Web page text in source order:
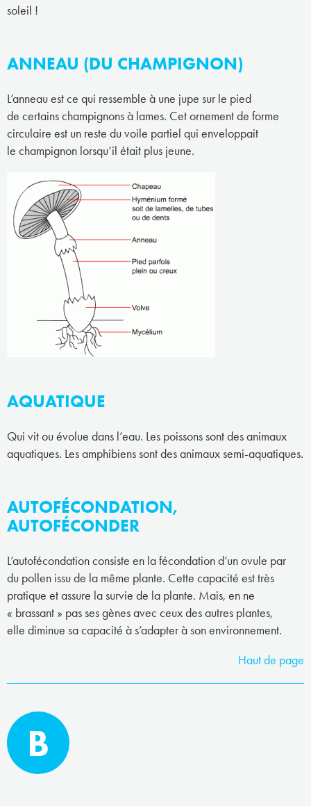
soleil !
ANNEAU (DU CHAMPIGNON)
L’anneau est ce qui ressemble à une jupe sur le pied
de certains champignons à lames. Cet ornement de forme
circulaire est un reste du voile partiel qui enveloppait
le champignon lorsqu’il était plus jeune.
AQUATIQUE
Qui vit ou évolue dans l’eau. Les poissons sont des animaux
aquatiques. Les amphibiens sont des animaux semi-aquatiques.
AUTOFÉCONDATION,
AUTOFÉCONDER
L’autofécondation consiste en la fécondation d’un ovule par
du pollen issu de la même plante. Cette capacité est très
pratique et assure la survie de la plante. Mais, en ne
« brassant » pas ses gènes avec ceux des autres plantes,
elle diminue sa capacité à s’adapter à son environnement.
Haut de page
B